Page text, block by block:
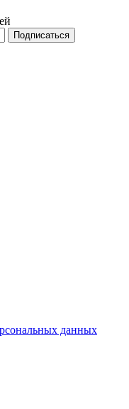
Подписаться
данных